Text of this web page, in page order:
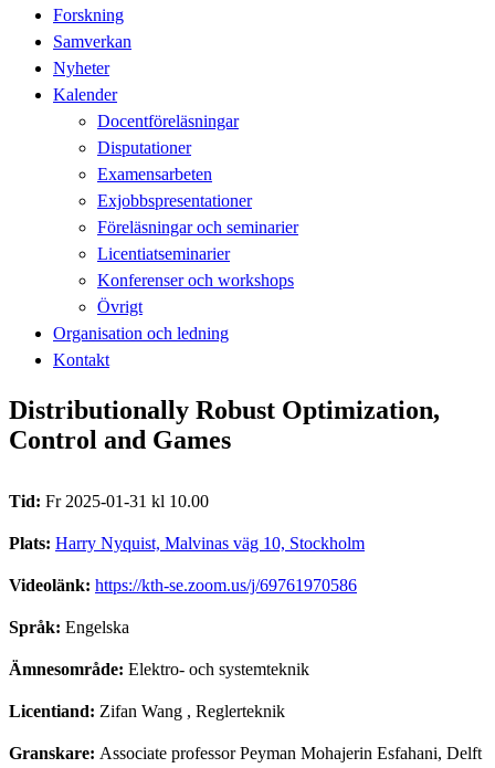
Forskning
Samverkan
Nyheter
Kalender
Docentföreläsningar
Disputationer
Examensarbeten
Exjobbspresentationer
Föreläsningar och seminarier
Licentiatseminarier
Konferenser och workshops
Övrigt
Organisation och ledning
Kontakt
Distributionally Robust Optimization,
Control and Games
Tid: Fr 2025-01-31 kl 10.00
Plats: Harry Nyquist, Malvinas väg 10, Stockholm
Videolänk: https://kth-se.zoom.us/j/69761970586
Språk: Engelska
Ämnesområde: Elektro- och systemteknik
Licentiand: Zifan Wang , Reglerteknik
Granskare: Associate professor Peyman Mohajerin Esfahani, Delft